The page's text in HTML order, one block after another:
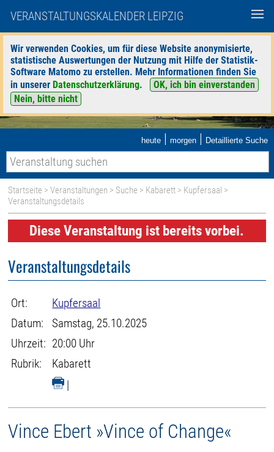
VERANSTALTUNGSKALENDER LEIPZIG
Wir verwenden Cookies, um für diese Website anonymisierte,
statistische Auswertungen der Nutzung mit Hilfe der Statistik-
Software Matomo zu erstellen. Mehr Informationen finden Sie
in unserer Datenschutzerklärung.
OK, ich bin einverstanden
Nein, bitte nicht
heute | morgen | Detaillierte Suche
Startseite >Veranstaltungen > Suche > Kabarett > Kupfersaal >
Veranstaltungsdetails
Diese Veranstaltung ist bereits vorbei.
Veranstaltungsdetails
Ort:
Kupfersaal
Datum:
Samstag, 25.10.2025
Uhrzeit: 20:00 Uhr
Rubrik:
Kabarett
|
Vince Ebert »Vince of Change«